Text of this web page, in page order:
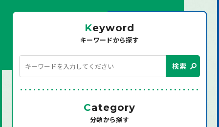
Keyword
キーワードから探す
検索
Category
分類から探す